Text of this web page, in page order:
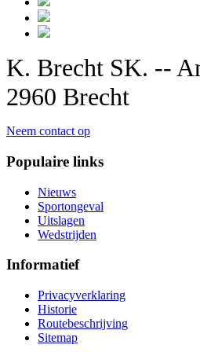
K. Brecht SK. --
2960 Brecht
Neem contact op
Populaire links
Nieuws
Sportongeval
Uitslagen
Wedstrijden
Informatief
Privacyverklaring
Historie
Routebeschrijving
Sitemap